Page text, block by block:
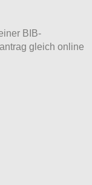
BIB-
gleich online